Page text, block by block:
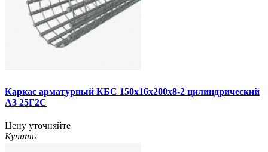
Каркас арматурный КБС 150х16х200х8-2 цилиндрический
А3 25Г2С
Цену уточняйте
Купить